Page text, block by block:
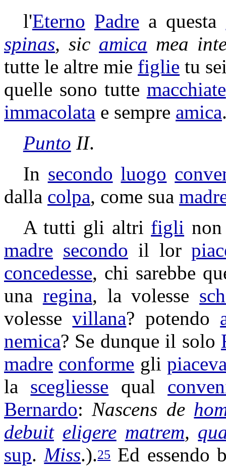
l'Eterno Padre a questa
spinas, sic amica mea
tutte le altre mie figlie tu
quelle sono tutte macchiate
immacolata e sempre amica
Punto II.
In secondo luogo
dalla colpa, come sua
A tutti gli altri figli
madre secondo il lor
concedesse, chi sarebbe
una regina, la volesse
volessevillana? potendo
nemica? Se dunque il solo
madre conforme gli
la scegliesse qual
Bernardo:Nascens de
debuit eligere matrem,
sup.Miss.).25Ed essendo